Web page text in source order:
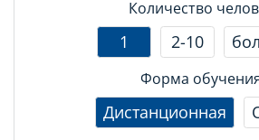
Количество
1 2-10
Форма
Дистанционная